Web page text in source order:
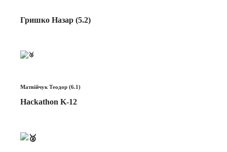
Гришко Назар (5.2)
Матвійчук Теодор (6.1)
Hackathon K-12